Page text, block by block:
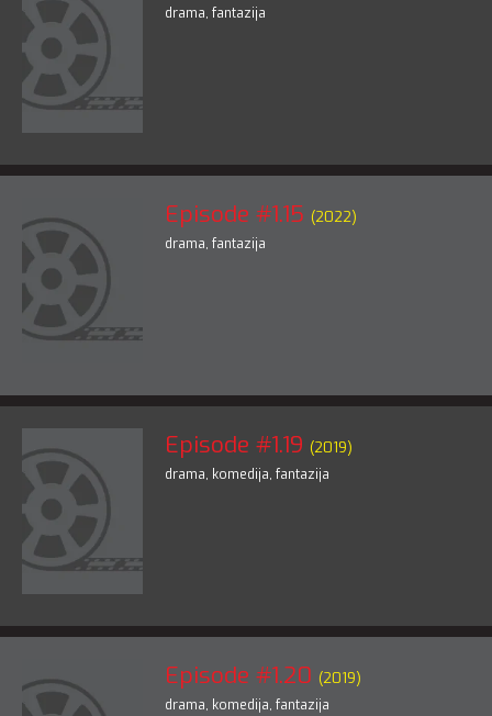
drama, fantazija
Episode #1.15 (2022)
drama, fantazija
Episode #1.19 (2019)
drama, komedija, fantazija
Episode #1.20 (2019)
drama, komedija, fantazija